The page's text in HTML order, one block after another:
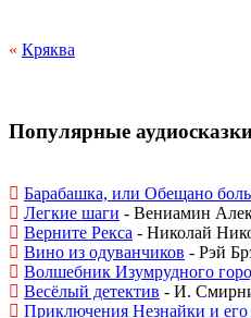
« Кряква
Популярные
Барабашка, или Обещано
Легкие шаги - Вениамин
Верните Рекса - Николай
Вино из одуванчиков - Рэй
Волшебник Изумрудного
Весёлый детектив - И.
Приключения Незнайки и его